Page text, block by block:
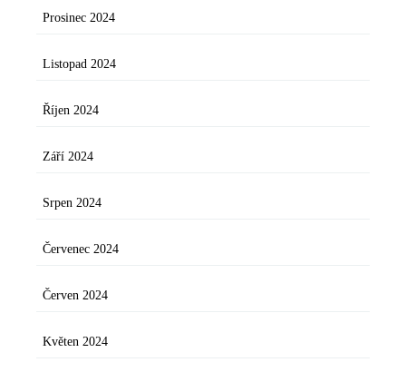
Prosinec 2024
Listopad 2024
Říjen 2024
Září 2024
Srpen 2024
Červenec 2024
Červen 2024
Květen 2024